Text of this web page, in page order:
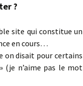
?
site qui constitue un
en cours…
on disait pour certains
(je n’aime pas le mot